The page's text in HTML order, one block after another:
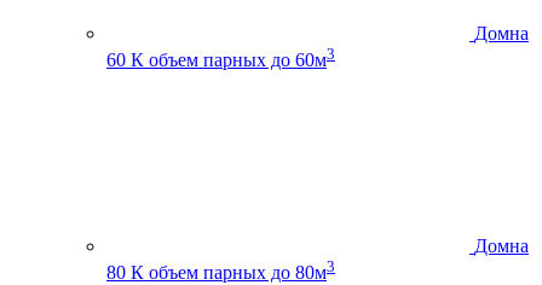
Домна
60 К объем парных до 60м3
Домна
80 К объем парных до 80м3